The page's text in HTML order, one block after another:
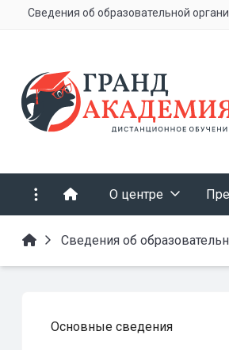
Сведения об образовательной
О центре
Сведения об
Основные сведения